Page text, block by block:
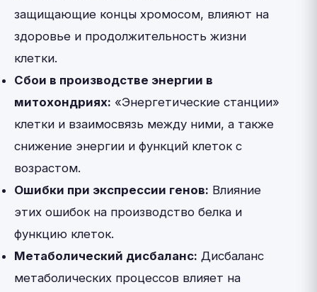
защищающие концы хромосом, влияют на
здоровье и продолжительность жизни
клетки.
Сбои в производстве энергии в
митохондриях: «Энергетические станции»
клетки и взаимосвязь между ними, а также
снижение энергии и функций клеток с
возрастом.
Ошибки при экспрессии генов: Влияние
этих ошибок на производство белка и
функцию клеток.
Метаболический дисбаланс: Дисбаланс
метаболических процессов влияет на